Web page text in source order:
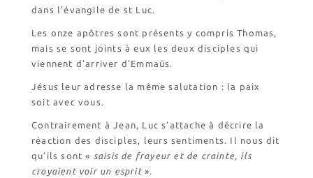
dans l’évangile de st Luc.
Les onze apôtres sont présents y compris Thomas,
mais se sont joints à eux les deux disciples qui
viennent d’arriver d’Emmaüs.
Jésus leur adresse la même salutation : la paix
soit avec vous.
Contrairement à Jean, Luc s’attache à décrire la
réaction des disciples, leurs sentiments. Il nous dit
qu’ils sont « saisis de frayeur et de crainte, ils
croyaient voir un esprit».